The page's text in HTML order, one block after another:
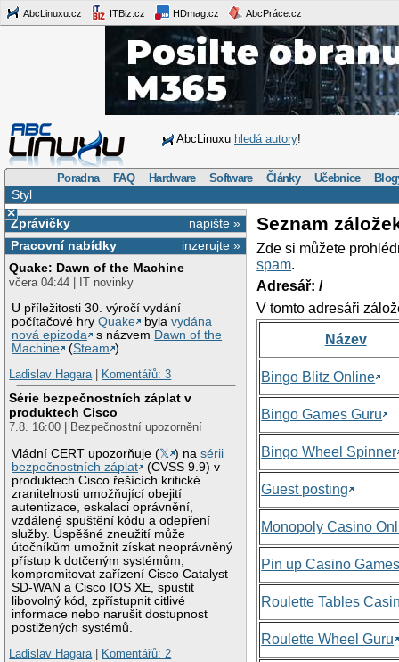
AbcLinuxu.cz ITBiz.cz HDmag.cz AbcPráce.cz
AbcLinuxu hledá autory!
Poradna FAQ Hardware Software Články Učebnice
Styl
×
napište »
Zprávičky
inzerujte »
Pracovní nabídky
Quake: Dawn of the Machine
včera 04:44 | IT novinky
U příležitosti 30. výročí vydání
počítačové hryQuake bylavydána
nová epizoda
s názvem Dawn of the
Machine
(Steam ).
Ladislav Hagara| Komentářů: 3
Série bezpečnostních záplat v
produktech Cisco
7.8. 16:00 | Bezpečnostní upozornění
Vládní CERT upozorňuje (𝕏 ) nasérii
bezpečnostních záplat
(CVSS 9.9) v
produktech Cisco řešících kritické
zranitelnosti umožňující obejití
autentizace, eskalaci oprávnění,
vzdálené spuštění kódu a odepření
služby. Úspěšné zneužití může
útočníkům umožnit získat neoprávněný
přístup k dotčeným systémům,
kompromitovat zařízení Cisco Catalyst
SD-WAN a Cisco IOS XE, spustit
libovolný kód, zpřístupnit citlivé
informace nebo narušit dostupnost
postižených systémů.
Ladislav Hagara| Komentářů: 2
Seznam
Zde si můžete
spam.
Adresář: /
V tomto adresáři
Název
Bingo Blitz Online
Bingo Games Guru
Bingo Wheel Spinner
Guest posting
Monopoly Casino
Pin up Casino
Roulette Tables
Roulette Wheel Guru